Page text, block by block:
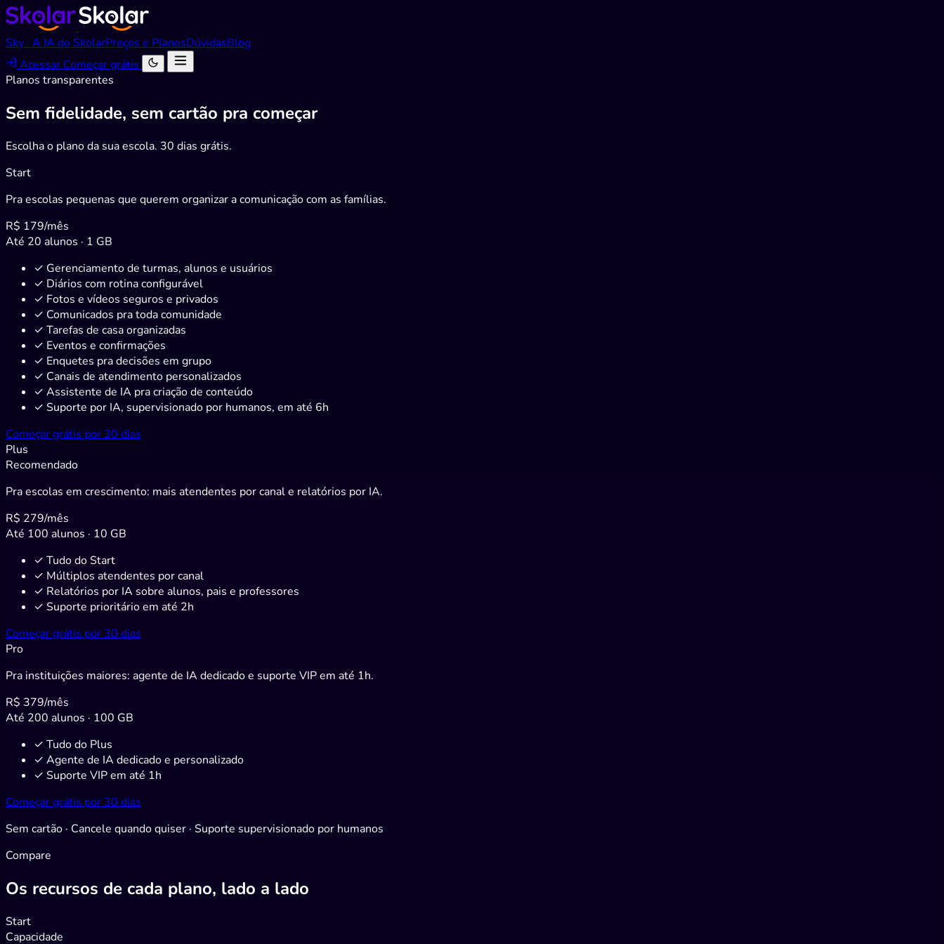
Sky · A IA do SkolarPreços e PlanosDúvidasBlog
Acessar Começar grátis
Planos transparentes
Sem fidelidade, sem cartão pra começar
Escolha o plano da sua escola. 30 dias grátis.
Start
Pra escolas pequenas que querem organizar a comunicação com as famílias.
R$ 179/mês
Até 20 alunos · 1 GB
✓ Gerenciamento de turmas, alunos e usuários
✓ Diários com rotina configurável
✓ Fotos e vídeos seguros e privados
✓ Comunicados pra toda comunidade
✓ Tarefas de casa organizadas
✓ Eventos e confirmações
✓ Enquetes pra decisões em grupo
✓ Canais de atendimento personalizados
✓ Assistente de IA pra criação de conteúdo
✓ Suporte por IA, supervisionado por humanos, em até 6h
Começar grátis por 30 dias
Plus
Recomendado
Pra escolas em crescimento: mais atendentes por canal e relatórios por IA.
R$ 279/mês
Até 100 alunos · 10 GB
✓ Tudo do Start
✓ Múltiplos atendentes por canal
✓ Relatórios por IA sobre alunos, pais e professores
✓ Suporte prioritário em até 2h
Começar grátis por 30 dias
Pro
Pra instituições maiores: agente de IA dedicado e suporte VIP em até 1h.
R$ 379/mês
Até 200 alunos · 100 GB
✓ Tudo do Plus
✓ Agente de IA dedicado e personalizado
✓ Suporte VIP em até 1h
Começar grátis por 30 dias
Sem cartão · Cancele quando quiser · Suporte supervisionado por humanos
Compare
Os recursos de cada plano, lado a lado
Start
Capacidade